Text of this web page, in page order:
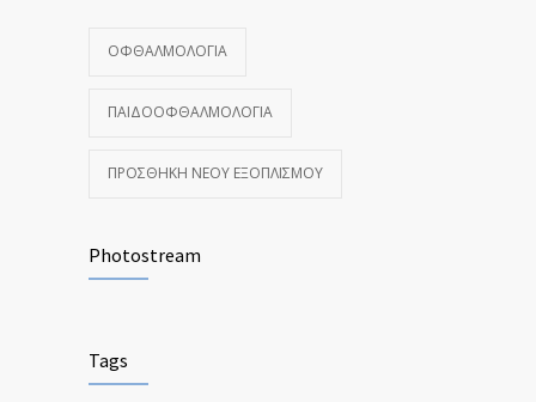
ΟΦΘΑΛΜΟΛΟΓΊΑ
ΠΑΙΔΟΟΦΘΑΛΜΟΛΟΓΊΑ
ΠΡΟΣΘΉΚΗ ΝΈΟΥ ΕΞΟΠΛΙΣΜΟΎ
Photostream
Tags